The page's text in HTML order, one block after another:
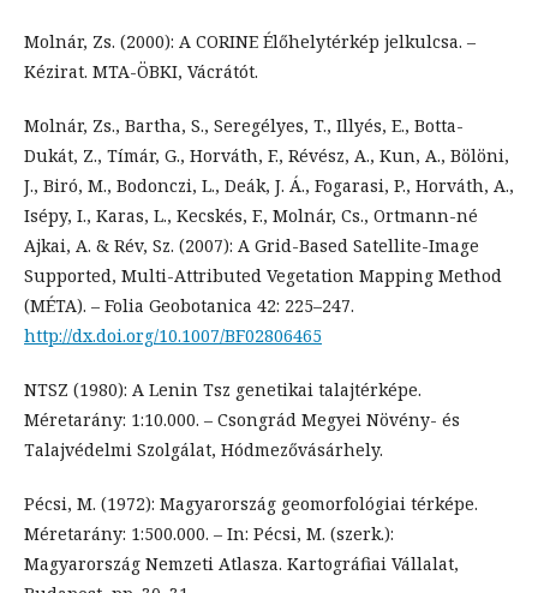
Molnár, Zs. (2000): A CORINE Élőhelytérkép jelkulcsa. –
Kézirat. MTA-ÖBKI, Vácrátót.
Molnár, Zs., Bartha, S., Seregélyes, T., Illyés, E., Botta-
Dukát, Z., Tímár, G., Horváth, F., Révész, A., Kun, A., Bölöni,
J., Biró, M., Bodonczi, L., Deák, J. Á., Fogarasi, P., Horváth, A.,
Isépy, I., Karas, L., Kecskés, F., Molnár, Cs., Ortmann-né
Ajkai, A. & Rév, Sz. (2007): A Grid-Based Satellite-Image
Supported, Multi-Attributed Vegetation Mapping Method
(MÉTA). – Folia Geobotanica 42: 225–247.
http://dx.doi.org/10.1007/BF02806465
NTSZ (1980): A Lenin Tsz genetikai talajtérképe.
Méretarány: 1:10.000. – Csongrád Megyei Növény- és
Talajvédelmi Szolgálat, Hódmezővásárhely.
Pécsi, M. (1972): Magyarország geomorfológiai térképe.
Méretarány: 1:500.000. – In: Pécsi, M. (szerk.):
Magyarország Nemzeti Atlasza. Kartográfiai Vállalat,